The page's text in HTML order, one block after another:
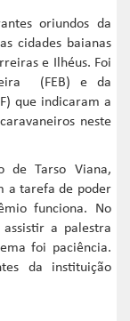
oriundos da
cidades baianas
e Ilhéus. Foi
(FEB) e da
que indicaram a
neste
de Tarso Viana,
a tarefa de poder
funciona. No
a palestra
foi paciência.
da instituição